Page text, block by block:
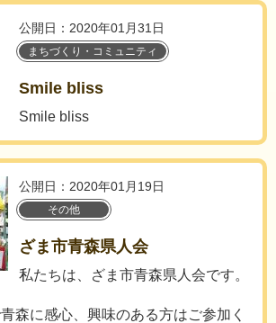
公開日：2020年01月31日
まちづくり・コミュニティ
Smile bliss
Smile bliss
公開日：2020年01月19日
その他
ざま市青森県人会
私たちは、ざま市青森県人会です。
森に感心、興味のある方はご参加く